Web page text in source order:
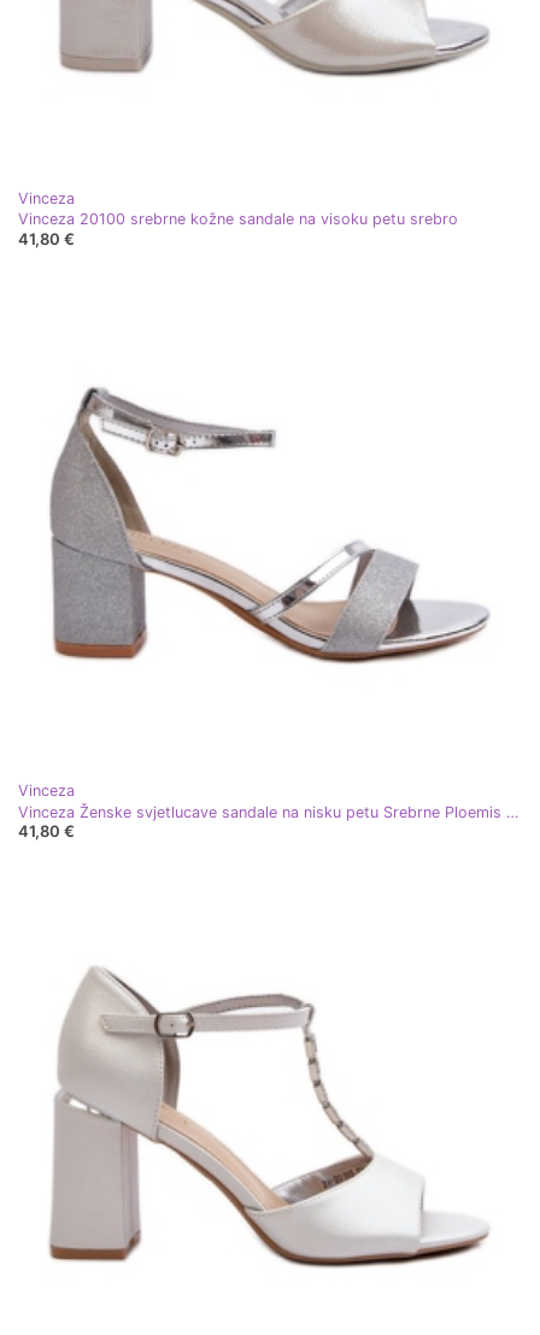
Vinceza
Vinceza 20100 srebrne kožne sandale na visoku petu srebro
41,80 €
Vinceza
Vinceza Ženske svjetlucave sandale na nisku petu Srebrne Ploemis srebro
41,80 €